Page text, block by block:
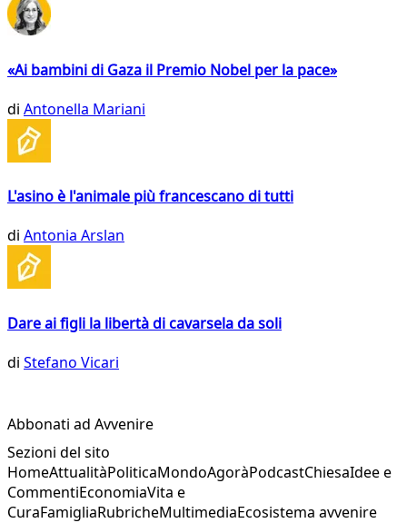
«Ai bambini di Gaza il Premio Nobel per la pace»
di Antonella Mariani
L'asino è l'animale più francescano di tutti
di Antonia Arslan
Dare ai figli la libertà di cavarsela da soli
di Stefano Vicari
Abbonati ad Avvenire
Sezioni del sito
HomeAttualitàPoliticaMondoAgoràPodcastChiesaIdee e
CommentiEconomiaVita e
CuraFamigliaRubricheMultimediaEcosistema avvenire